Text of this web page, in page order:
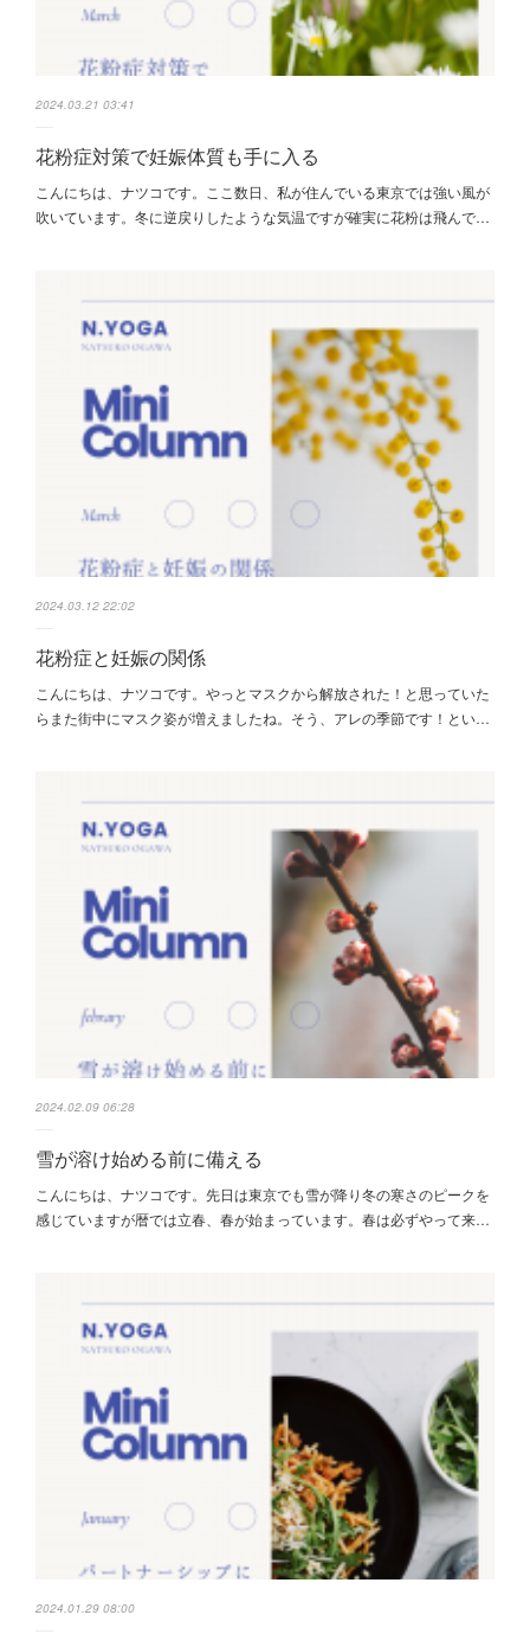
2024.03.21 03:41
花粉症対策で妊娠体質も手に入る
こんにちは、ナツコです。ここ数日、私が住んでいる東京では強い風が
吹いています。冬に逆戻りしたような気温ですが確実に花粉は飛んで…
2024.03.12 22:02
花粉症と妊娠の関係
こんにちは、ナツコです。やっとマスクから解放された！と思っていた
らまた街中にマスク姿が増えましたね。そう、アレの季節です！とい…
2024.02.09 06:28
雪が溶け始める前に備える
こんにちは、ナツコです。先日は東京でも雪が降り冬の寒さのピークを
感じていますが暦では立春、春が始まっています。春は必ずやって来…
2024.01.29 08:00